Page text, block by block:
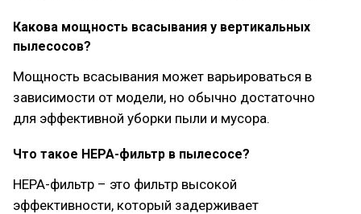
Какова мощность всасывания у вертикальных
пылесосов?
Мощность всасывания может варьироваться в
зависимости от модели, но обычно достаточно
для эффективной уборки пыли и мусора.
Что такое HEPA-фильтр в пылесосе?
HEPA-фильтр – это фильтр высокой
эффективности, который задерживает